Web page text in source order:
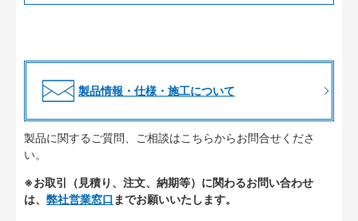
製品情報・仕様・施工について
製品に関するご質問、ご相談はこちらからお問合せくださ
い。
※お取引（見積り、注文、納期等）に関わるお問い合わせ
は、 弊社営業窓口 までお願いいたします。